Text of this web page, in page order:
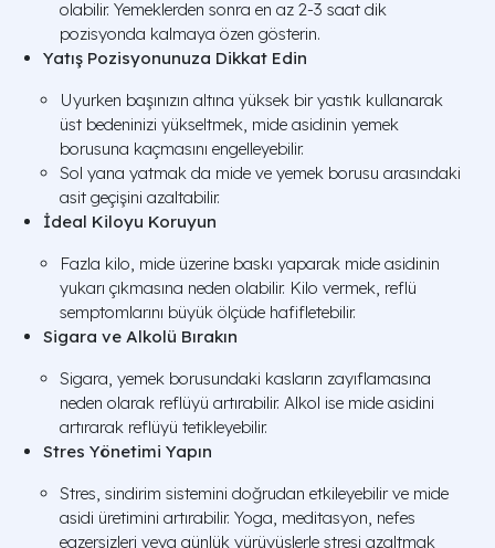
olabilir. Yemeklerden sonra en az 2-3 saat dik
pozisyonda kalmaya özen gösterin.
Yatış Pozisyonunuza Dikkat Edin
Uyurken başınızın altına yüksek bir yastık kullanarak
üst bedeninizi yükseltmek, mide asidinin yemek
borusuna kaçmasını engelleyebilir.
Sol yana yatmak da mide ve yemek borusu arasındaki
asit geçişini azaltabilir.
İdeal Kiloyu Koruyun
Fazla kilo, mide üzerine baskı yaparak mide asidinin
yukarı çıkmasına neden olabilir. Kilo vermek, reflü
semptomlarını büyük ölçüde hafifletebilir.
Sigara ve Alkolü Bırakın
Sigara, yemek borusundaki kasların zayıflamasına
neden olarak reflüyü artırabilir. Alkol ise mide asidini
artırarak reflüyü tetikleyebilir.
Stres Yönetimi Yapın
Stres, sindirim sistemini doğrudan etkileyebilir ve mide
asidi üretimini artırabilir. Yoga, meditasyon, nefes
egzersizleri veya günlük yürüyüşlerle stresi azaltmak